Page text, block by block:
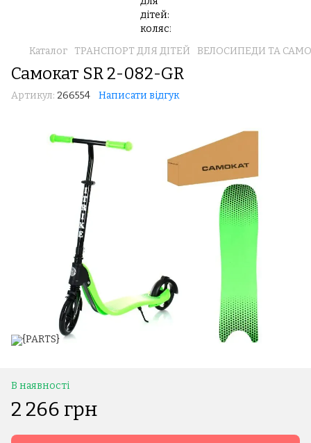
Каталог ТРАНСПОРТ ДЛЯ ДІТЕЙ ВЕЛОСИПЕДИ ТА
Самокат SR 2-082-GR
Артикул: 266554 Написати відгук
В наявності
2 266 грн